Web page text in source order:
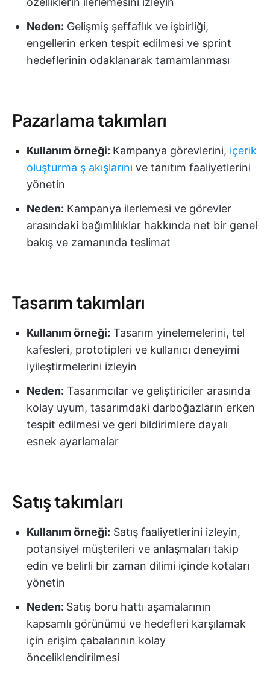
Neden: Gelişmiş şeffaflık ve işbirliği,
engellerin erken tespit edilmesi ve sprint
hedeflerinin odaklanarak tamamlanması
Pazarlama takımları
Kullanım örneği: Kampanya görevlerini, içerik
oluşturma ş akışlarını ve tanıtım faaliyetlerini
yönetin
Neden: Kampanya ilerlemesi ve görevler
arasındaki bağımlılıklar hakkında net bir genel
bakış ve zamanında teslimat
Tasarım takımları
Kullanım örneği: Tasarım yinelemelerini, tel
kafesleri, prototipleri ve kullanıcı deneyimi
iyileştirmelerini izleyin
Neden: Tasarımcılar ve geliştiriciler arasında
kolay uyum, tasarımdaki darboğazların erken
tespit edilmesi ve geri bildirimlere dayalı
esnek ayarlamalar
Satış takımları
Kullanım örneği: Satış faaliyetlerini izleyin,
potansiyel müşterileri ve anlaşmaları takip
edin ve belirli bir zaman dilimi içinde kotaları
yönetin
Neden: Satış boru hattı aşamalarının
kapsamlı görünümü ve hedefleri karşılamak
için erişim çabalarının kolay
önceliklendirilmesi